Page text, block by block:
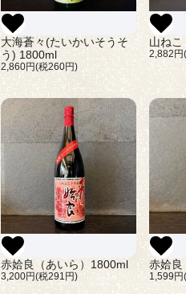
大海蒼々(たいかいそうそ
う) 1800ml
2,860円(税260円)
山ね
2,882
赤姶良（あいら）1800ml
3,200円(税291円)
赤姶良
1,599